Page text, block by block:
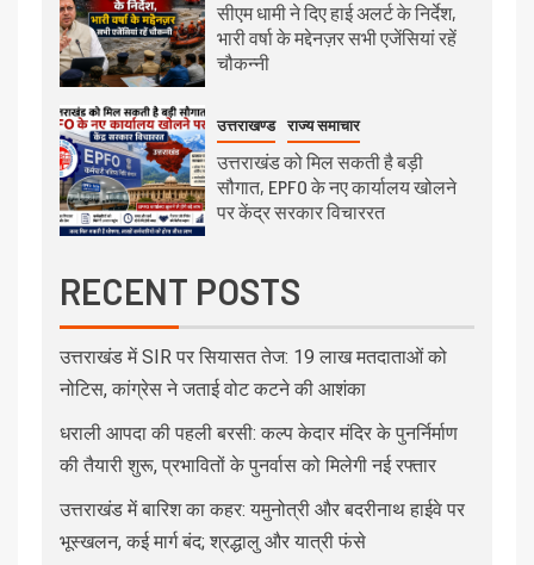
सीएम धामी ने दिए हाई अलर्ट के निर्देश,
भारी वर्षा के मद्देनज़र सभी एजेंसियां रहें
चौकन्नी
उत्तराखण्ड राज्य समाचार
उत्तराखंड को मिल सकती है बड़ी
सौगात, EPFO के नए कार्यालय खोलने
पर केंद्र सरकार विचाररत
RECENT POSTS
उत्तराखंड में SIR पर सियासत तेज: 19 लाख मतदाताओं को
नोटिस, कांग्रेस ने जताई वोट कटने की आशंका
धराली आपदा की पहली बरसी: कल्प केदार मंदिर के पुनर्निर्माण
की तैयारी शुरू, प्रभावितों के पुनर्वास को मिलेगी नई रफ्तार
उत्तराखंड में बारिश का कहर: यमुनोत्री और बदरीनाथ हाईवे पर
भूस्खलन, कई मार्ग बंद; श्रद्धालु और यात्री फंसे